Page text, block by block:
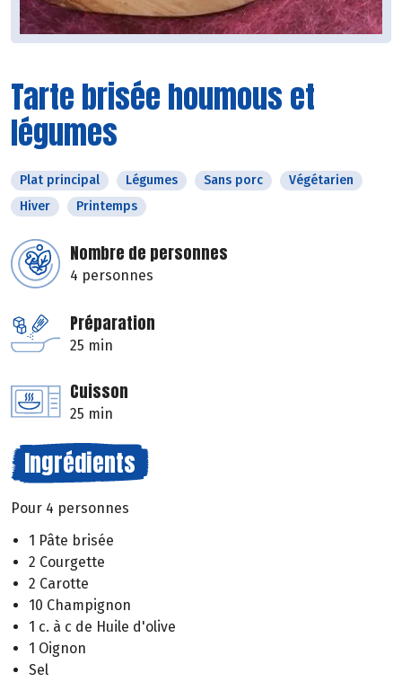
Tarte brisée houmous et
légumes
Plat principal Légumes Sans porc
Végétarien
Hiver
Printemps
Nombre de personnes
4 personnes
Préparation
25 min
Cuisson
25 min
Ingrédients
Pour 4 personnes
1 Pâte brisée
2 Courgette
2 Carotte
10 Champignon
1 c. à c de Huile d'olive
1 Oignon
Sel